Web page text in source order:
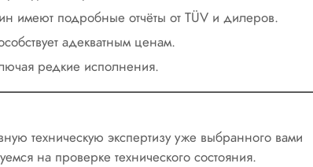
имеют подробные отчёты от TÜV и дилеров.
адекватным ценам.
редкие исполнения.
техническую экспертизу уже выбранного вами
на проверке технического состояния.